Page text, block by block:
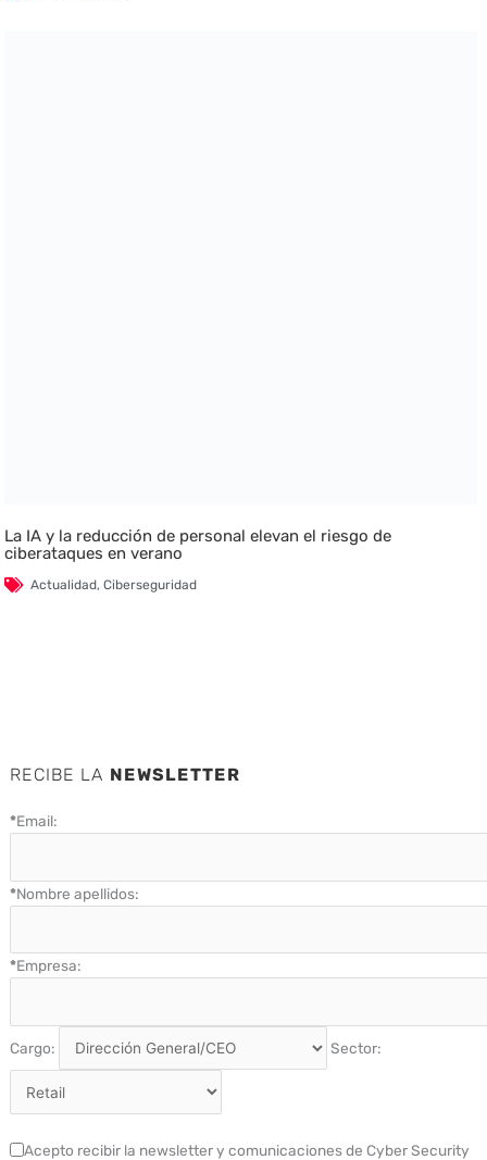
La IA y la reducción de personal elevan el riesgo de
ciberataques en verano
Actualidad,Ciberseguridad
RECIBE LA NEWSLETTER
*Email:
*Nombre apellidos:
*Empresa:
Cargo: Sector:
Acepto recibir la newsletter y comunicaciones de Cyber Security